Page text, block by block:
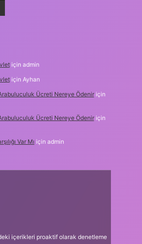
için admin
için Ayhan
Ücreti Nereye Ödeniriçin
Ücreti Nereye Ödeniriçin
Var Mı için admin
içerikleri proaktif olarak denetleme